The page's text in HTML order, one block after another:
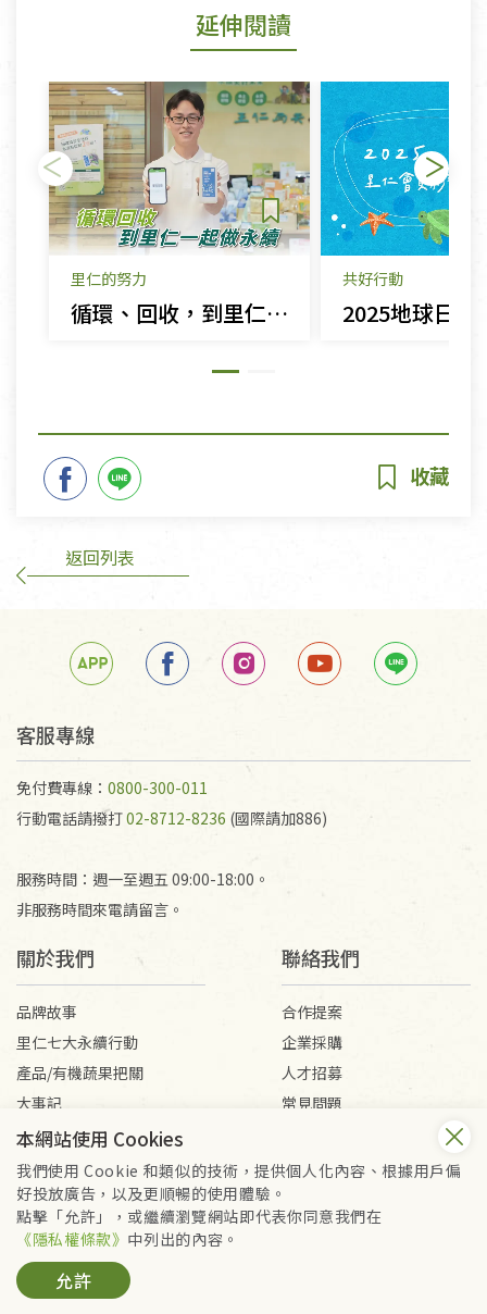
延伸閱讀
里仁的努力
循環、回收，到里仁一起做永續
共好行動
返回列表
客服專線
免付費專線： 0800-300-011
行動電話請撥打02-8712-8236 (國際請加886)
服務時間：週一至週五 09:00-18:00。
非服務時間來電請留言。
關於我們
品牌故事
里仁七大永續行動
產品/有機蔬果把關
大事記
媒體報導
聯絡我們
合作提案
企業採購
人才招募
常見問題
會員服務條款
隱私權政策
Copyright © 2026 里仁事業股份有限公司(統編：16301262) /
里仁網購股份有限公司(統編：25149752)
本網站使用 Cookies
我們使用 Cookie 和類似的技術，提供個人化內容、根據用戶偏
好投放廣告，以及更順暢的使用體驗。
點擊「允許」，或繼續瀏覽網站即代表你同意我們在
《隱私權條款》 中列出的內容。
允許